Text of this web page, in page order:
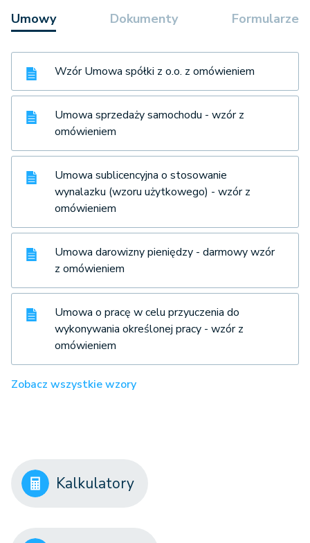
Umowy Dokumenty Formularze
Wzór Umowa spółki z o.o. z omówieniem
Umowa sprzedaży samochodu - wzór z
omówieniem
Umowa sublicencyjna o stosowanie
wynalazku (wzoru użytkowego) - wzór z
omówieniem
Umowa darowizny pieniędzy - darmowy wzór
z omówieniem
Umowa o pracę w celu przyuczenia do
wykonywania określonej pracy - wzór z
omówieniem
Zobacz wszystkie wzory
Kalkulatory